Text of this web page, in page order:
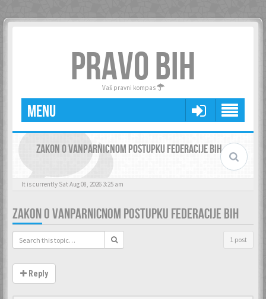
PRAVO BIH
Vaš pravni kompas
MENU
ZAKON O VANPARNICNOM POSTUPKU FEDERACIJE BIH
It is currently Sat Aug 08, 2026 3:25 am
ZAKON O VANPARNICNOM POSTUPKU FEDERACIJE BIH
1 post
Reply